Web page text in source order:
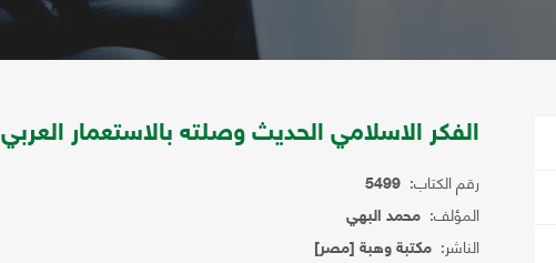
الفكر الاسلامي الحديث وصلته بالاستعمار العربي
رقم الكتاب: 5499
المؤلف: محمد البهي
الناشر: مكتبة وهبة [مصر]